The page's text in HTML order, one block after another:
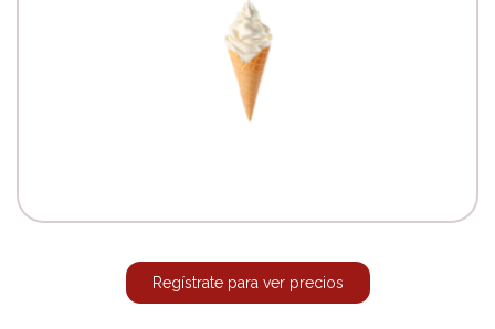
Regístrate para ver precios